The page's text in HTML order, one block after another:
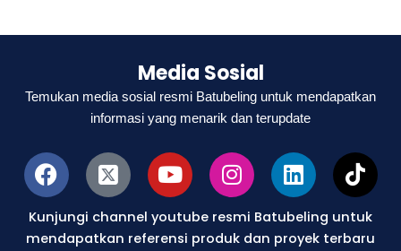
Media Sosial
Temukan media sosial resmi Batubeling untuk mendapatkan
informasi yang menarik dan terupdate
F
a
c
e
X
-
w
Y
o
u
t
I
n
t
L
i
n
k
T
i
t
Kunjungi channel youtube resmi Batubeling untuk
mendapatkan referensi produk dan proyek terbaru